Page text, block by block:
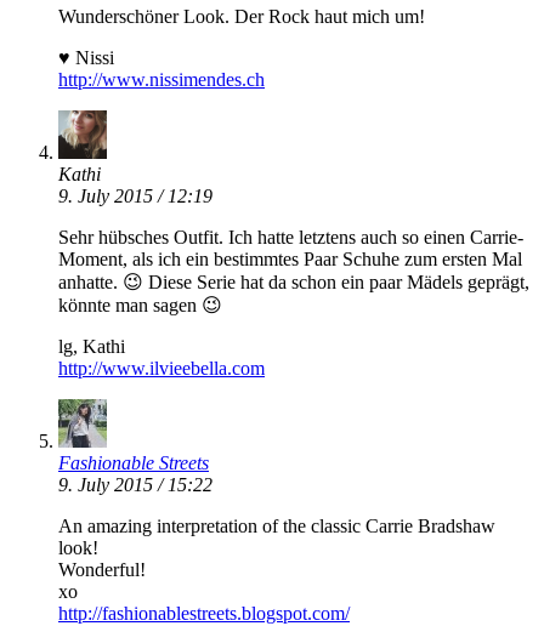
Wunderschöner Look. Der Rock haut mich um!
♥ Nissi
http://www.nissimendes.ch
Kathi
9. July 2015 / 12:19
Sehr hübsches Outfit. Ich hatte letztens auch so einen Carrie-
Moment, als ich ein bestimmtes Paar Schuhe zum ersten Mal
anhatte. 😉 Diese Serie hat da schon ein paar Mädels geprägt,
könnte man sagen 😉
lg, Kathi
http://www.ilvieebella.com
Fashionable Streets
9. July 2015 / 15:22
An amazing interpretation of the classic Carrie Bradshaw
look!
Wonderful!
xo
http://fashionablestreets.blogspot.com/